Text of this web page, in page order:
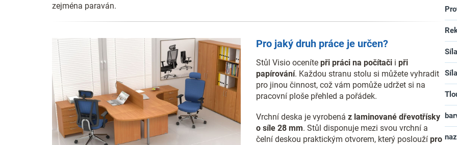
zejména paraván.
Pro jaký druh práce je určen?
Stůl Visio oceníte při práci na počítači i při
papírování. Každou stranu stolu si můžete vyhradit
pro jinou činnost, což vám pomůže udržet si na
pracovní ploše přehled a pořádek.
Vrchní deska je vyrobenáz laminované dřevotřísky
o síle 28 mm. Stůl disponuje mezi svou vrchní a
čelní deskou praktickým otvorem, který posloužípro